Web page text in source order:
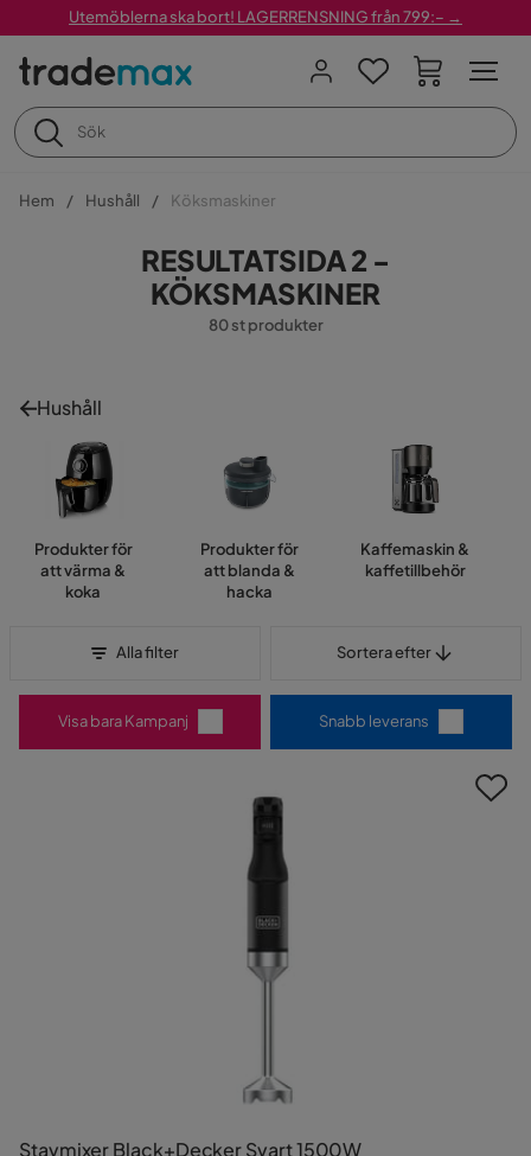
Utemöblerna ska bort! LAGERRENSNING från 799:– →
Hem Hushåll Köksmaskiner
RESULTATSIDA 2 -
KÖKSMASKINER
80 st produkter
Hushåll
Produkter för
att värma &
koka
Produkter för
att blanda &
hacka
Kaffemaskin &
kaffetillbehör
Alla filter Sortera efter
Visa bara Kampanj Snabb leverans
Stavmixer Black+Decker Svart 1500W